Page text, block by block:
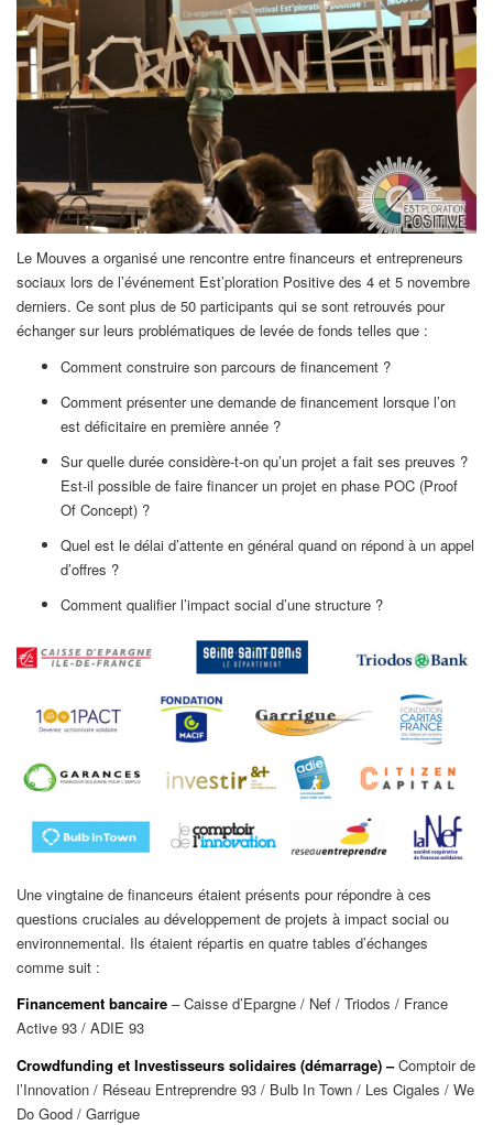
Le Mouves a organisé une rencontre entre financeurs et entrepreneurs
sociaux lors de l’événement Est’ploration Positive des 4 et 5 novembre
derniers. Ce sont plus de 50 participants qui se sont retrouvés pour
échanger sur leurs problématiques de levée de fonds telles que :
Comment construire son parcours de financement ?
Comment présenter une demande de financement lorsque l’on
est déficitaire en première année ?
Sur quelle durée considère-t-on qu’un projet a fait ses preuves ?
Est-il possible de faire financer un projet en phase POC (Proof
Of Concept) ?
Quel est le délai d’attente en général quand on répond à un appel
d’offres ?
Comment qualifier l’impact social d’une structure ?
Une vingtaine de financeurs étaient présents pour répondre à ces
questions cruciales au développement de projets à impact social ou
environnemental. Ils étaient répartis en quatre tables d’échanges
comme suit :
Financement bancaire – Caisse d’Epargne / Nef / Triodos / France
Active 93 / ADIE 93
Crowdfunding et Investisseurs solidaires (démarrage) –Comptoir de
l’Innovation / Réseau Entreprendre 93 / Bulb In Town / Les Cigales / We
Do Good / Garrigue